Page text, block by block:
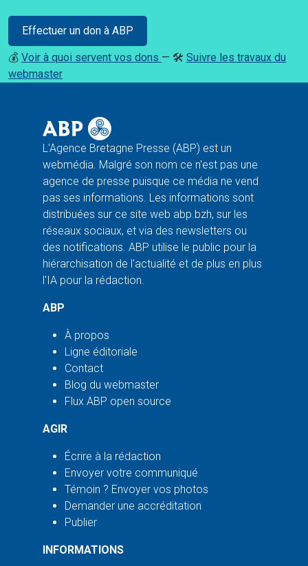
Effectuer un don à ABP
💰 Voir à quoi servent vos dons — 🛠️ Suivre les travaux du
webmaster
L'Agence Bretagne Presse (ABP) est un
webmédia. Malgré son nom ce n'est pas une
agence de presse puisque ce média ne vend
pas ses informations. Les informations sont
distribuées sur ce site web abp.bzh, sur les
réseaux sociaux, et via des newsletters ou
des notifications. ABP utilise le public pour la
hiérarchisation de l'actualité et de plus en plus
l'IA pour la rédaction.
ABP
À propos
Ligne éditoriale
Contact
Blog du webmaster
Flux ABP open source
AGIR
Écrire à la rédaction
Envoyer votre communiqué
Témoin ? Envoyer vos photos
Demander une accréditation
Publier
INFORMATIONS